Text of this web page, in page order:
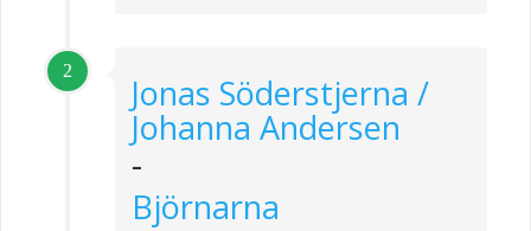
2
Jonas Söderstjerna /
Johanna Andersen
-
Björnarna